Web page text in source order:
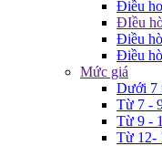
Điều
ĐIều
Điều
Điều
Mức giá
Dưới 7
Từ 7 -
Từ 9 -
Từ 12-